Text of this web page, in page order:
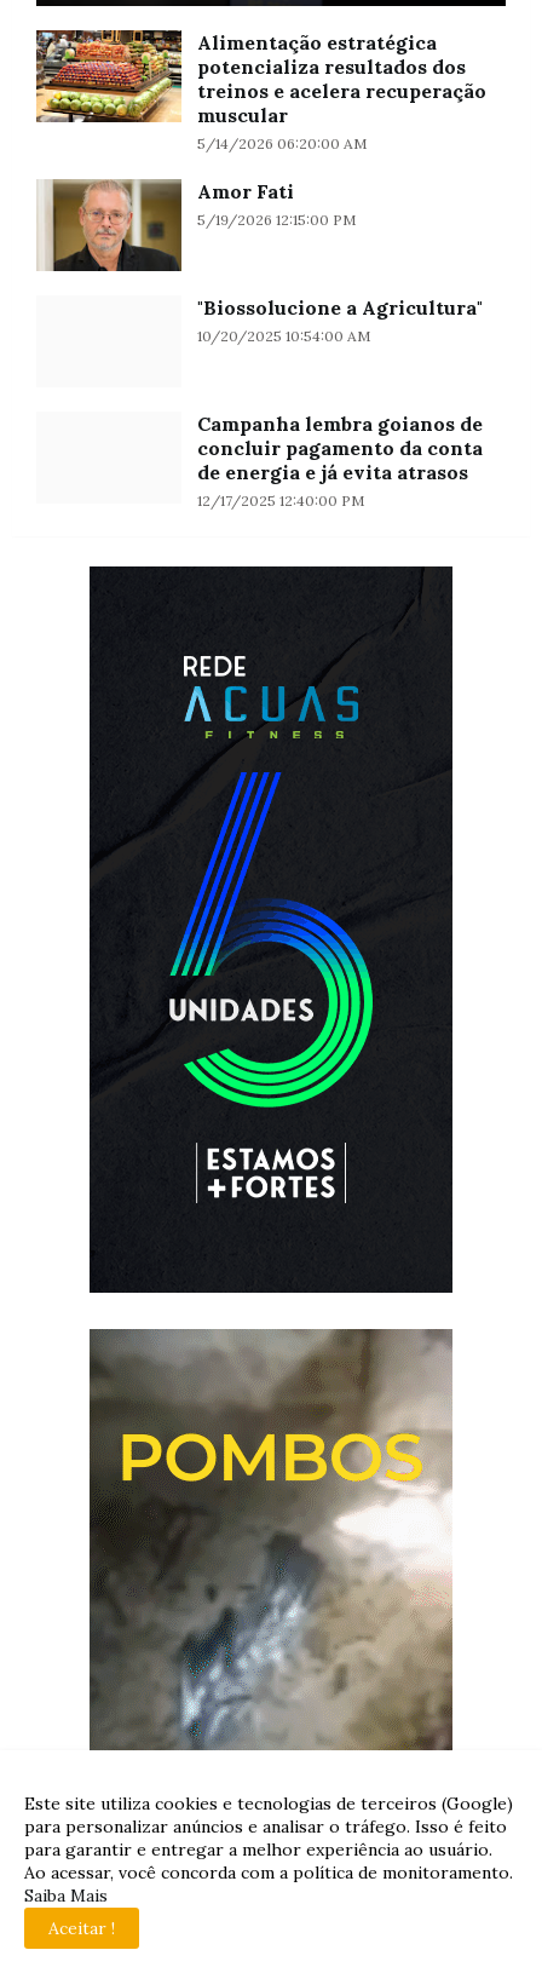
Alimentação estratégica
potencializa resultados dos
treinos e acelera recuperação
muscular
5/14/2026 06:20:00 AM
Amor Fati
5/19/2026 12:15:00 PM
"Biossolucione a Agricultura"
10/20/2025 10:54:00 AM
Campanha lembra goianos de
concluir pagamento da conta
de energia e já evita atrasos
12/17/2025 12:40:00 PM
Este site utiliza cookies e tecnologias de terceiros (Google)
para personalizar anúncios e analisar o tráfego. Isso é feito
para garantir e entregar a melhor experiência ao usuário.
Ao acessar, você concorda com a política de monitoramento.
Saiba Mais
Aceitar !